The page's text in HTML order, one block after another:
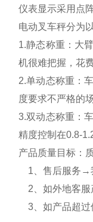
仪表显示采用点
电动叉车秤分为
1.静态称重：大
机很难把握，花
2.单动态称重：
度要求不严格的
3.双动态称重：
精度控制在0.8-
产品质量目标：
1、售后服务→
2、如外地客服
3、如产品超过